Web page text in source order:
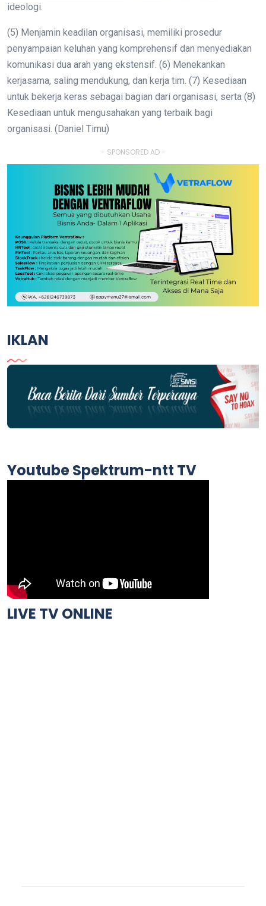
ideologi.
(5) Menjamin keadilan organisasi, memiliki prosedur
penyampaian keluhan yang komprehensif dan menyediakan
komunikasi dua arah yang ekstensif. (6) Menekankan
kerjasama, saling mendukung, dan kerja tim. (7) Kesediaan
untuk bekerja keras sebagai bagian dari organisasi, serta (8)
Kesediaan untuk mengusahakan yang terbaik bagi
organisasi. (Daniel Timu)
- SPONSORED AD -
IKLAN
Youtube Spektrum-ntt TV
LIVE TV ONLINE